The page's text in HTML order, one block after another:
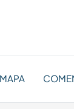
MAPA